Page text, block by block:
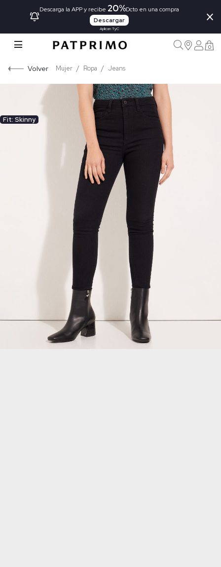
Descarga la APP y recibe 20%Dcto en una compra
Descargar
Aplican TyC
×
0
Volver Mujer Ropa Jeans
Fit: Skinny